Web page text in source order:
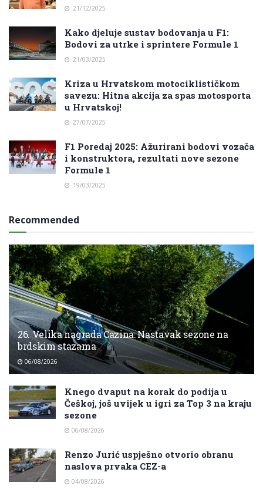
21/12/2025
Kako djeluje sustav bodovanja u F1:
Bodovi za utrke i sprintere Formule 1
21/03/2025
Kriza u Hrvatskom motociklističkom
savezu: Hitna akcija za spas motosporta
u Hrvatskoj!
27/07/2025
F1 Poredaj 2025: Ažurirani bodovi vozača
i konstruktora, rezultati nove sezone
Formule 1
19/03/2025
Recommended
26. Velika nagrada Cazina: Nastavak sezone na
brdskim stazama
06/08/2026
Knego dvaput na korak do podija u
Češkoj, još uvijek u igri za Top 3 na kraju
sezone
06/08/2026
Renzo Jurić uspješno otvorio obranu
naslova prvaka CEZ-a
04/08/2026